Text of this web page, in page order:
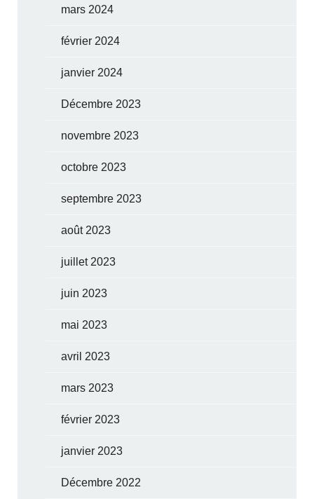
mars 2024
février 2024
janvier 2024
Décembre 2023
novembre 2023
octobre 2023
septembre 2023
août 2023
juillet 2023
juin 2023
mai 2023
avril 2023
mars 2023
février 2023
janvier 2023
Décembre 2022